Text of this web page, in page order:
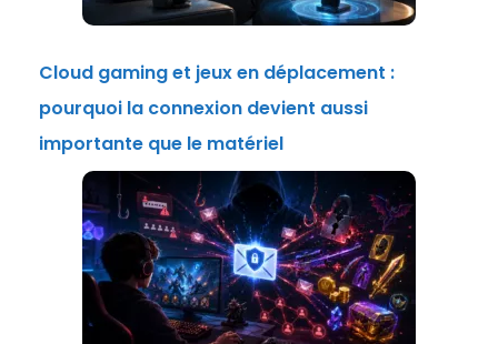
Cloud gaming et jeux en déplacement :
pourquoi la connexion devient aussi
importante que le matériel